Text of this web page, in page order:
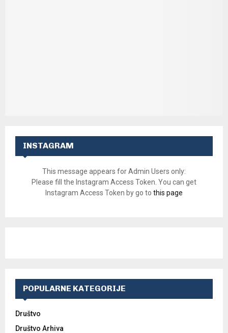
INSTAGRAM
This message appears for Admin Users only:
Please fill the Instagram Access Token. You can get
Instagram Access Token by go to this page
POPULARNE KATEGORIJE
Društvo
Društvo Arhiva